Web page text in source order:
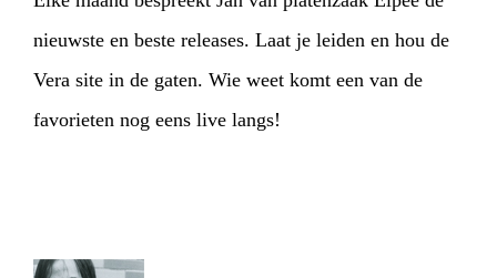
nieuwste en beste releases. Laat je leiden en hou de
Vera site in de gaten. Wie weet komt een van de
favorieten nog eens live langs!